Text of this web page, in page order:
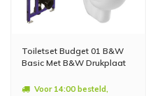
Toiletset Budget 01 B&W
Basic Met B&W Drukplaat
Voor 14:00 besteld,